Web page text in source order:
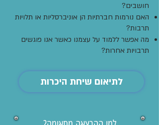
חושבים?
האם נורמות חברתיות הן אוניברסליות או תלויות
תרבות?
מה אפשר ללמוד על עצמנו כאשר אנו פוגשים
תרבויות אחרות?
לתיאום שיחת היכרות